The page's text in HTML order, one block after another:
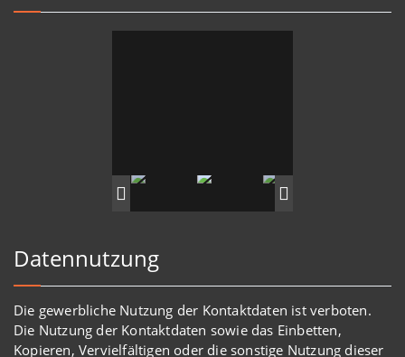
Datennutzung
Die gewerbliche Nutzung der Kontaktdaten ist verboten.
Die Nutzung der Kontaktdaten sowie das Einbetten,
Kopieren, Vervielfältigen oder die sonstige Nutzung dieser